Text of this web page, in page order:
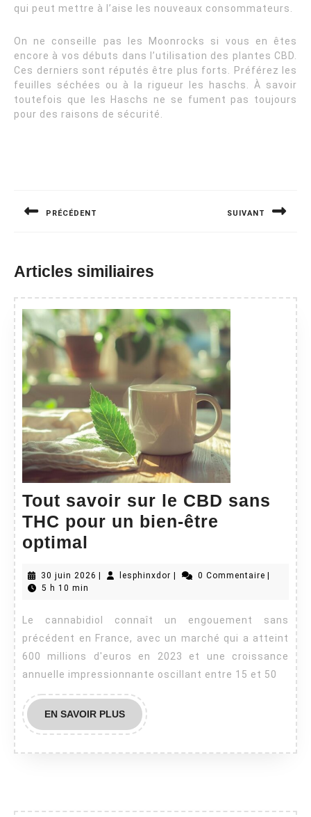
qui peut mettre à l’aise les nouveaux consommateurs.
On ne conseille pas les Moonrocks si vous en êtes
encore à vos débuts dans l’utilisation des plantes CBD.
Ces derniers sont réputés être plus forts. Préférez les
feuilles séchées ou à la rigueur les haschs. À savoir
toutefois que les Haschs ne se fument pas toujours
pour des raisons de sécurité.
l’article
PRÉCÉDENT SUIVANT
Articles similiaires
Tout savoir sur le CBD sans
THC pour un bien-être
optimal
sur
CBD
sans
THC
un
bien-
être
30 juin 2026 30
lesphinxdor lesphinxdor0 Commentaire
5 h 10 min
Le cannabidiol connaît un engouement sans
précédent en France, avec un marché qui a atteint
600 millions d'euros en 2023 et une croissance
annuelle impressionnante oscillant entre 15 et 50
EN SAVOIR PLUSEN
SAVOIR